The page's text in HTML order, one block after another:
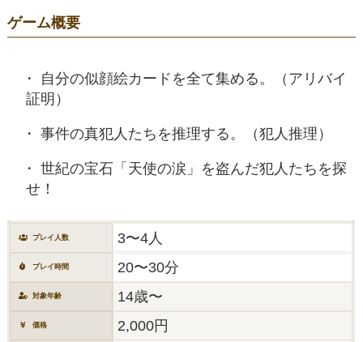
ゲーム概要
自分の似顔絵カードを全て集める。（アリバイ
証明）
事件の真犯人たちを推理する。（犯人推理）
世紀の宝石「天使の涙」を盗んだ犯人たちを探
せ！
プレイ人数 3〜4人
プレイ時間 20〜30分
対象年齢 14歳〜
価格 2,000円